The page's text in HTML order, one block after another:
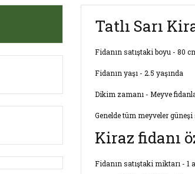
Tatlı Sarı
Fidanın satıştaki boyu - 80
Fidanın yaşı - 2.5 yaşında
Dikim zamanı - Meyve
Genelde tüm meyveler
Kiraz fidanı
Fidanın satıştaki miktarı -